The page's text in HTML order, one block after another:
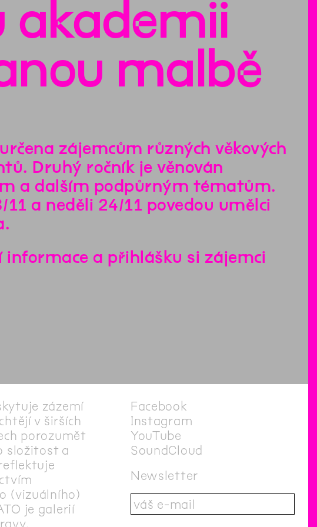
akademii
malbě
zájemcům různých věkových
Druhý ročník je věnován
a dalším podpůrným tématům.
a neděli 24/11 povedou umělci
informace a přihlášku si zájemci
zázemí
v širších
porozumět
složitost a
(vizuálního)
je galerií
Facebook
Instagram
YouTube
SoundCloud
Newsletter